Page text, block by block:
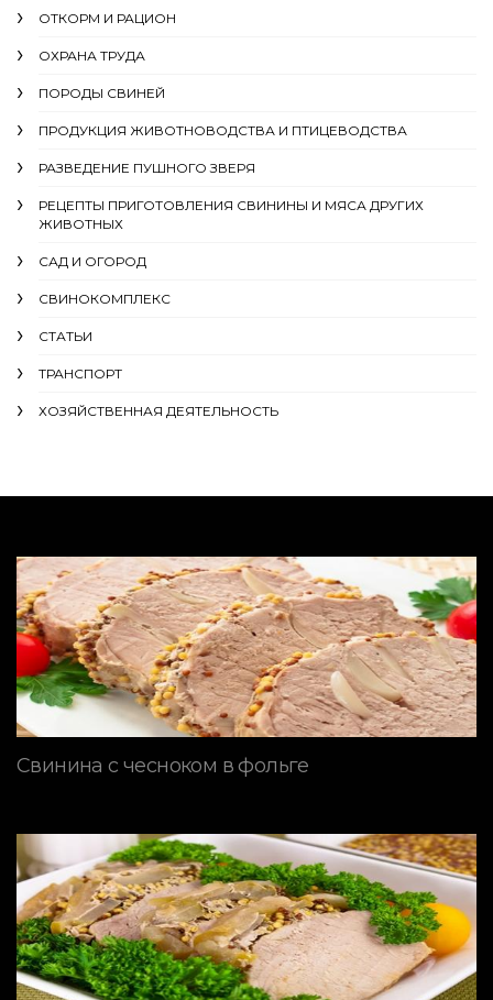
ОТКОРМ И РАЦИОН
ОХРАНА ТРУДА
ПОРОДЫ СВИНЕЙ
ПРОДУКЦИЯ ЖИВОТНОВОДСТВА И ПТИЦЕВОДСТВА
РАЗВЕДЕНИЕ ПУШНОГО ЗВЕРЯ
РЕЦЕПТЫ ПРИГОТОВЛЕНИЯ СВИНИНЫ И МЯСА ДРУГИХ
ЖИВОТНЫХ
САД И ОГОРОД
СВИНОКОМПЛЕКС
СТАТЬИ
ТРАНСПОРТ
ХОЗЯЙСТВЕННАЯ ДЕЯТЕЛЬНОСТЬ
Свинина с чесноком в фольге